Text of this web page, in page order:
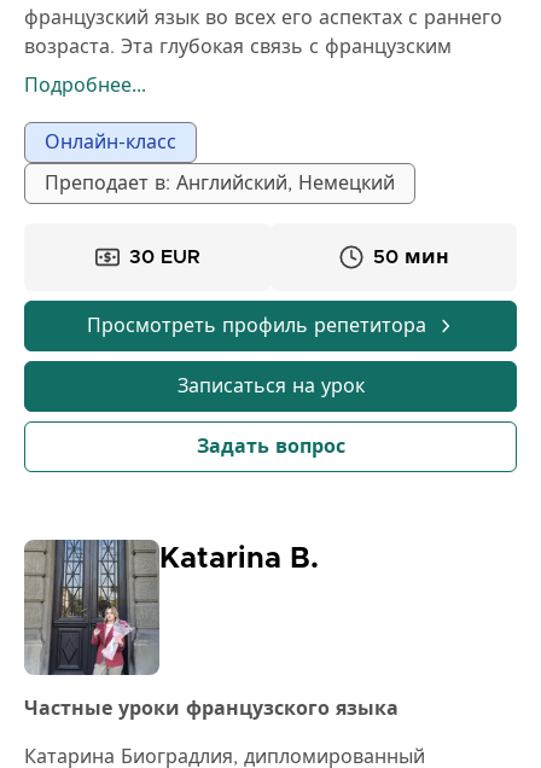
французский язык во всех его аспектах с раннего
возраста. Эта глубокая связь с французским
языком и культурой всегда сопровождала меня и
смог дополнительно развить свои языковые
навыки благодаря обучению в области
сравнительной литературы, работе в качестве
проектам. Мы вместе разрабатываем
соответствующие вашим потребностям —
независимо от того, изучаете ли вы французский
язык или улучшаете тексты. Мы можем совместно
оптимизировать структуру, стиль и
лингвистическую точность, и я с нетерпением жду
возможности поддержать вас на вашем пути
Подробнее...
Онлайн-класс
Преподает в: Английский, Немецкий
30 EUR 50 мин
Просмотреть профиль репетитора
Записаться на урок
Задать вопрос
Katarina B.
Частные уроки французского языка
Катарина Биоградлия, дипломированный